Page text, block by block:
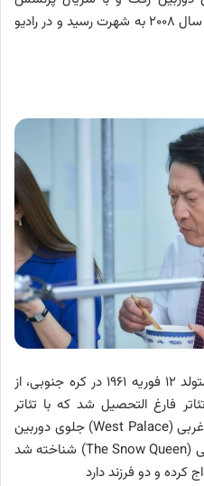
توانای من (My Mighty Princess) سال ۲۰۰۸ به شهرت رسید و در رادیو
کیم یونگ سو (Kim Eung-soo) متولد ۱۲ فوریه ۱۹۶۱ در کره جنوبی، از
فارغ التحصیل شد که با تئاتر
شروع کرد. سال ۱۹۹۶ با سریال کاخ غربی (West Palace) جلوی دوربین
رفت و سال ۲۰۰۶ با سریال ملکه برفی (The Snow Queen) شناخته شد
کرده و دو فرزند دارد